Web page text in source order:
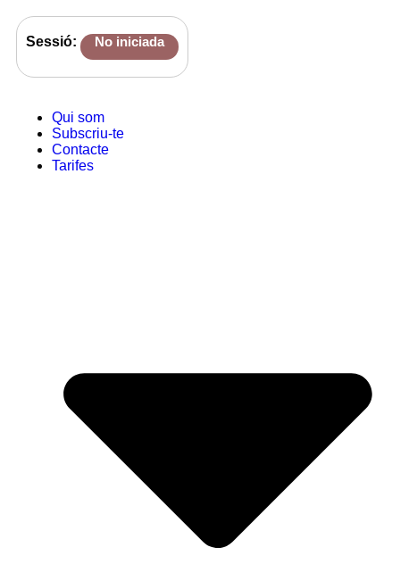
Sessió: No iniciada
Qui som
Subscriu-te
Contacte
Tarifes